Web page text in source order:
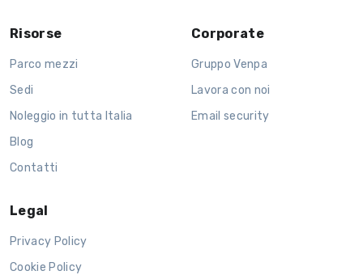
Risorse
Parco mezzi
Sedi
Noleggio in tutta Italia
Blog
Contatti
Corporate
Gruppo Venpa
Lavora con noi
Email security
Legal
Privacy Policy
Cookie Policy